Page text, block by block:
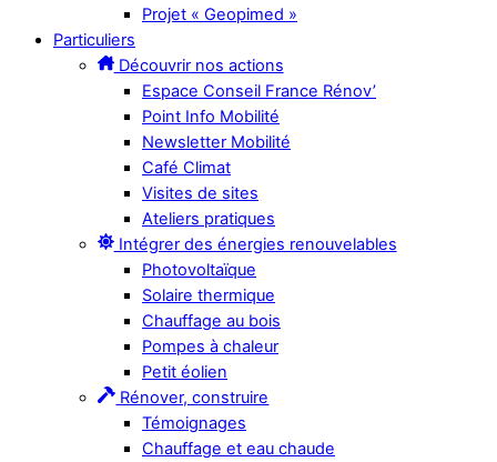
Projet « Geopimed »
Particuliers
Découvrir nos actions
Espace Conseil France Rénov’
Point Info Mobilité
Newsletter Mobilité
Café Climat
Visites de sites
Ateliers pratiques
Intégrer des énergies renouvelables
Photovoltaïque
Solaire thermique
Chauffage au bois
Pompes à chaleur
Petit éolien
Rénover, construire
Témoignages
Chauffage et eau chaude